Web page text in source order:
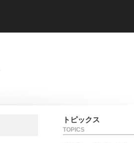
トピックス
TOPICS